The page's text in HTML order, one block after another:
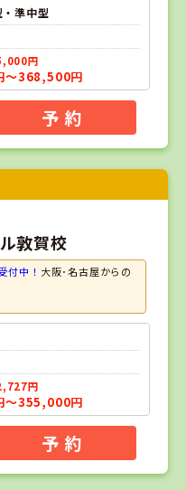
準中型
円
～368,500円
予 約
敦賀校
付中！ 大阪･名古屋からの
円
～355,000円
予 約